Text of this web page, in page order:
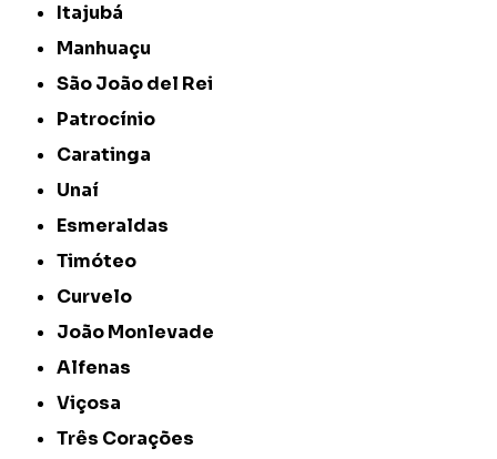
Itajubá
Manhuaçu
São João del Rei
Patrocínio
Caratinga
Unaí
Esmeraldas
Timóteo
Curvelo
João Monlevade
Alfenas
Viçosa
Três Corações